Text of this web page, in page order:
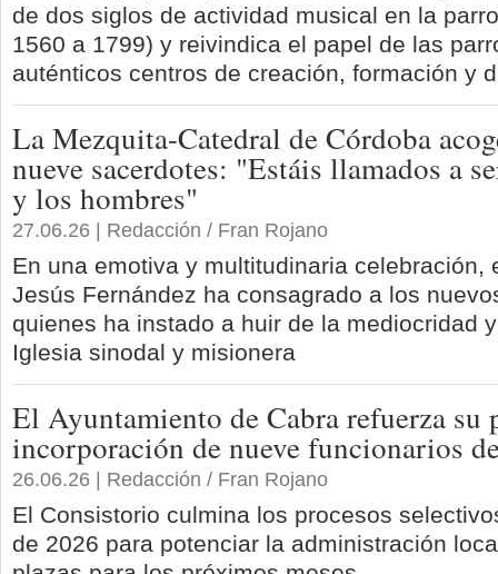
de dos siglos de actividad musical en la
1560 a 1799) y reivindica el papel de las
auténticos centros de creación, formación y
La Mezquita-Catedral de Córdoba
nueve sacerdotes: "Estáis llamados a
y los hombres"
27.06.26 | Redacción / Fran Rojano
En una emotiva y multitudinaria celebración,
Jesús Fernández ha consagrado a los
quienes ha instado a huir de la mediocridad
Iglesia sinodal y misionera
El Ayuntamiento de Cabra refuerza
incorporación de nueve funcionarios
26.06.26 | Redacción / Fran Rojano
El Consistorio culmina los procesos
de 2026 para potenciar la administración